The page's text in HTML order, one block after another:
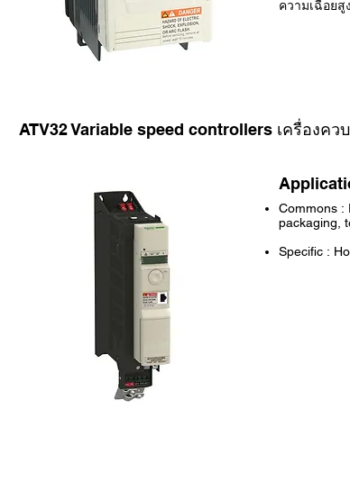
ความเฉื่อยสู
ATV32 Variable speed controllers เครื่องคว
Commons :
packaging,
Specific :